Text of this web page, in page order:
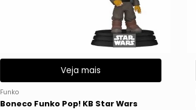
Veja mais
Funko
Boneco Funko Pop! KB Star Wars